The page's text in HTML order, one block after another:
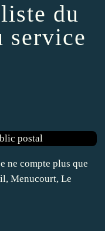
du
service
ne compte plus que
Menucourt, Le